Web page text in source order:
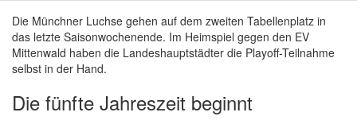
Die Münchner Luchse gehen auf dem zweiten Tabellenplatz in
das letzte Saisonwochenende. Im Heimspiel gegen den EV
Mittenwald haben die Landeshauptstädter die Playoff-Teilnahme
selbst in der Hand.
Die fünfte Jahreszeit beginnt